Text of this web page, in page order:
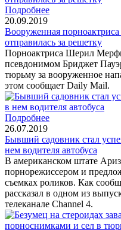
Подробнее
20.09.2019
Вооруженная
отправилась за решетку
Порноактриса Шерил
псевдонимом Бриджет
тюрьму за вооруженное
этом сообщает Daily Mail.
Подробнее
26.07.2019
Бывший садовник стал
нем водителя автобуса
В американском штате
порнорежиссером и
съемках роликов. Как
рассказал в одном из
телеканале Channel 4.